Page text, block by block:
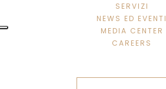
SERVIZI
NEWS ED EVENTI
MEDIA CENTER
CAREERS